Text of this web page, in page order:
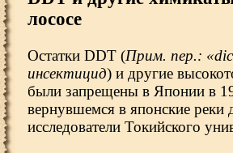
лососе
Остатки DDT (Прим. пер.:
инсектицид) и другие
были запрещены в Японии в
вернувшемся в японские
исследователи Токийского